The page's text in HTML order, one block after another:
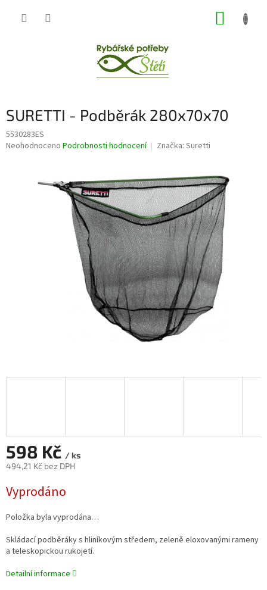
SURETTI - Podběrák 280x70x70
5530283ES
Průměrné
Neohodnoceno Podrobnosti hodnocení Značka: Suretti
598 Kč / ks
494,21 Kč bez DPH
cena:
Vyprodáno
Položka byla vyprodána…
Skládací podběráky s hliníkovým středem, zeleně eloxovanými rameny
a teleskopickou rukojetí.
Detailní informace